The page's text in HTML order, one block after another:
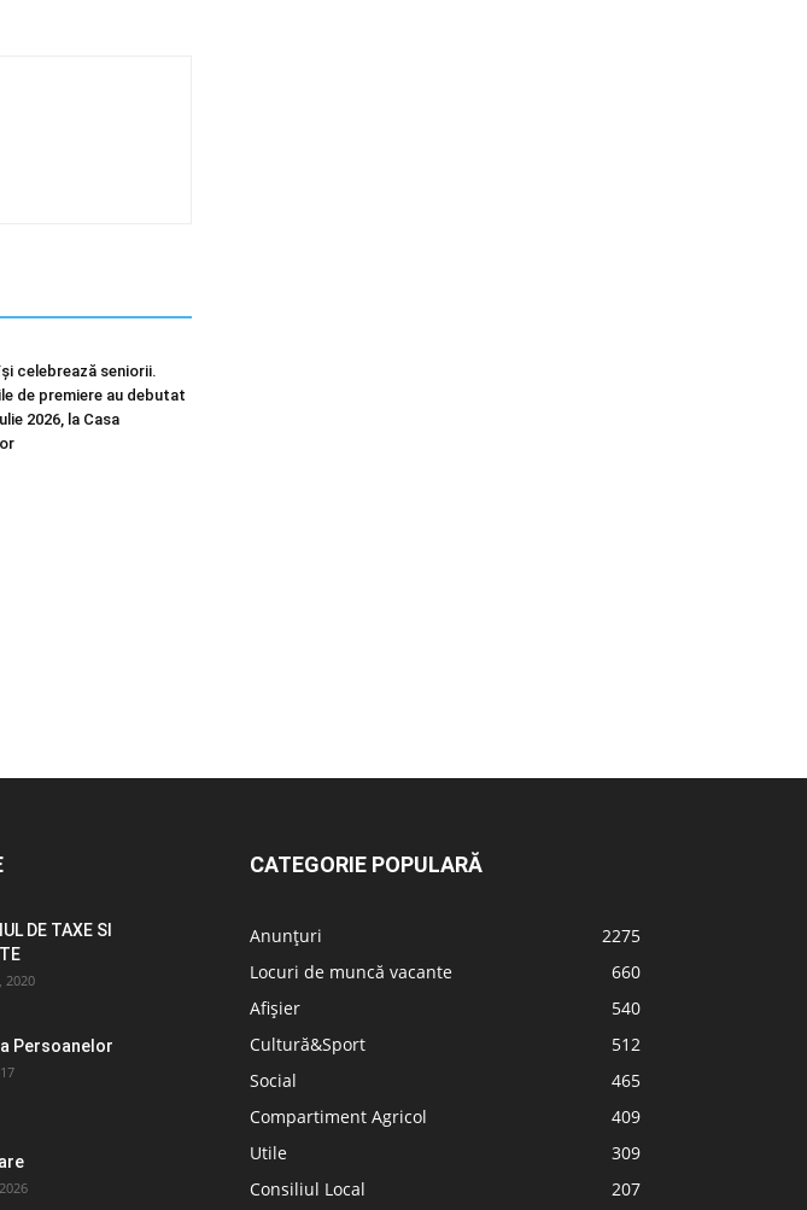
celebrează seniorii.
de premiere au debutat
2026, la Casa
DE TAXE SI
2020
Persoanelor
CATEGORIE POPULARĂ
Anunțuri
2275
Locuri de muncă vacante
660
Afișier
540
Cultură&Sport
512
Social
465
Compartiment Agricol
409
Utile
309
Consiliul Local
207